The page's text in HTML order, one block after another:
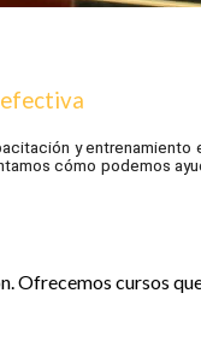
y
cómo podemos
Ofrecemos cursos